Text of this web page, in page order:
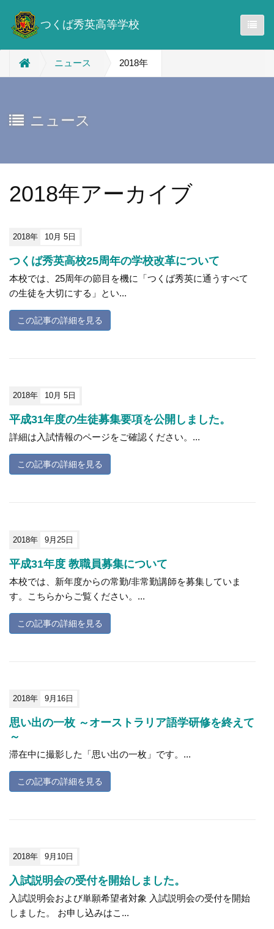
つくば秀英高等学校
ニュース 2018年
ニュース
2018年アーカイブ
2018年 10月 5日
つくば秀英高校25周年の学校改革について
本校では、25周年の節目を機に「つくば秀英に通うすべて
の生徒を大切にする」とい...
この記事の詳細を見る
2018年 10月 5日
平成31年度の生徒募集要項を公開しました。
詳細は入試情報のページをご確認ください。...
この記事の詳細を見る
2018年 9月25日
平成31年度 教職員募集について
本校では、新年度からの常勤/非常勤講師を募集していま
す。こちらからご覧ください。...
この記事の詳細を見る
2018年 9月16日
思い出の一枚 ～オーストラリア語学研修を終えて
～
滞在中に撮影した「思い出の一枚」です。...
この記事の詳細を見る
2018年 9月10日
入試説明会の受付を開始しました。
入試説明会および単願希望者対象 入試説明会の受付を開始
しました。 お申し込みはこ...